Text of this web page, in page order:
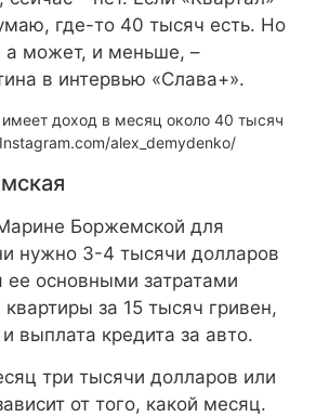
где-то 40 тысяч есть. Но
а может, и меньше, –
в интервью «Слава+».
имеет доход в месяц около 40 тысяч
alex_demydenko/
Боржемской для
нужно 3-4 тысячи долларов
основными затратами
за 15 тысяч гривен,
выплата кредита за авто.
три тысячи долларов или
от того, какой месяц.